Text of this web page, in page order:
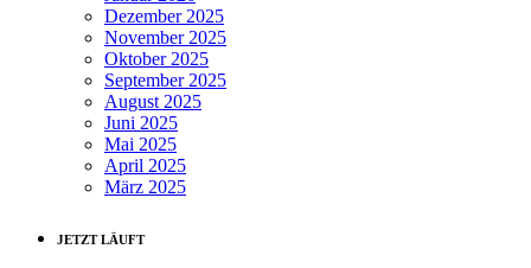
Dezember 2025
November 2025
Oktober 2025
September 2025
August 2025
Juni 2025
Mai 2025
April 2025
März 2025
JETZT LÄUFT